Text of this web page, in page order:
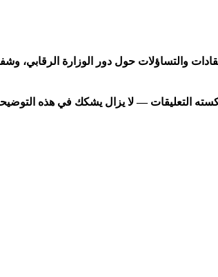
والتساؤلات حول دور الوزارة الرقابي،
التعليقات — لا يزال يشكك في هذه